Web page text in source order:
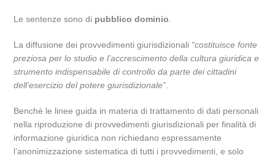
Le sentenze sono di pubblico dominio
La diffusione dei provvedimenti giurisdizionali “costituisce fonte
preziosa per lo studio e l’accrescimento della cultura giuridica e
strumento indispensabile di controllo da parte dei cittadini
dell’esercizio del potere giurisdizionale”
Benchè le linee guida in materia di trattamento di dati personali
nella riproduzione di provvedimenti giurisdizionali per finalità di
informazione giuridica non richiedano espressamente
l’anonimizzazione sistematica di tutti i provvedimenti, e solo